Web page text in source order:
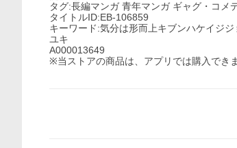
タグ:長編マンガ 青年マンガ ギャグ・コメ
タイトルID:EB-106859
キーワード:気分は形而上キブンハケイジ
ユキ
A000013649
※当ストアの商品は、アプリでは購入できま